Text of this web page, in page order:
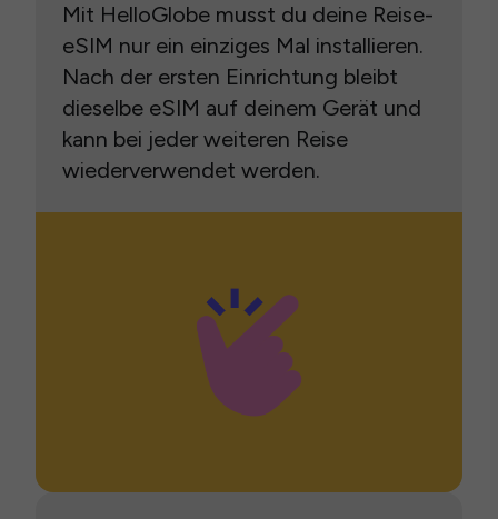
Mit HelloGlobe musst du deine Reise-
eSIM nur ein einziges Mal installieren.
Nach der ersten Einrichtung bleibt
dieselbe eSIM auf deinem Gerät und
kann bei jeder weiteren Reise
wiederverwendet werden.